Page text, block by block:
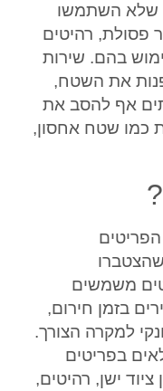
שלא השתמשו
פסולת, רהיטים
בהם. שירות
את השטח,
אף להסב את
כמו שטח אחסון,
הפריטים
משמשים
בזמן חירום,
למקרה הצורך.
בפריטים
ישן, רהיטים,